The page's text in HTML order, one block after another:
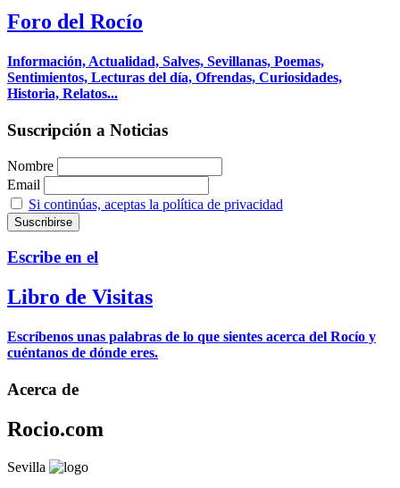
Foro del Rocío
Información, Actualidad, Salves, Sevillanas, Poemas,
Sentimientos, Lecturas del día, Ofrendas, Curiosidades,
Historia, Relatos...
Suscripción a Noticias
Nombre
Email
Si continúas, aceptas la política de privacidad
Escribe en el
Libro de Visitas
Escríbenos unas palabras de lo que sientes acerca del Rocío y
cuéntanos de dónde eres.
Acerca de
Rocio.com
Sevilla